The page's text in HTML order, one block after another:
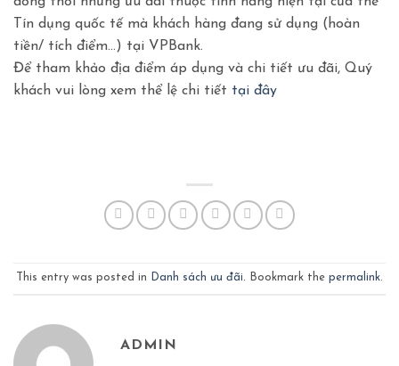
Tín dụng quốc tế mà khách hàng đang sử dụng (hoàn
tiền/ tích điểm…) tại VPBank.
Để tham khảo địa điểm áp dụng và chi tiết ưu đãi, Quý
khách vui lòng xem thể lệ chi tiết tại đây
This entry was posted in Danh sách ưu đãi. Bookmark the permalink.
ADMIN